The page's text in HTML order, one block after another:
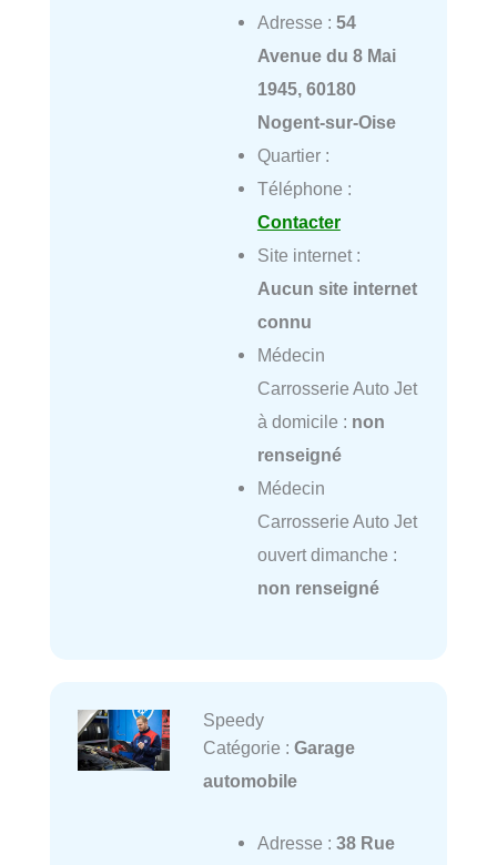
Adresse : 54
Avenue du 8 Mai
1945, 60180
Nogent-sur-Oise
Quartier :
Téléphone :
Contacter
Site internet :
Aucun site internet
connu
Médecin
Carrosserie Auto Jet
à domicile : non
renseigné
Médecin
Carrosserie Auto Jet
ouvert dimanche :
non renseigné
Speedy
Catégorie : Garage
automobile
Adresse : 38 Rue